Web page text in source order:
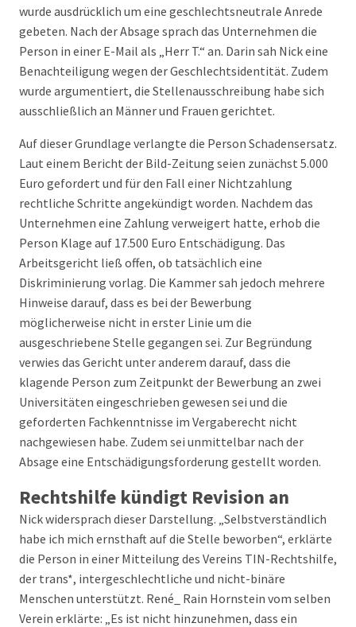
wurde ausdrücklich um eine geschlechtsneutrale Anrede
gebeten. Nach der Absage sprach das Unternehmen die
Person in einer E-Mail als „Herr T.“ an. Darin sah Nick eine
Benachteiligung wegen der Geschlechtsidentität. Zudem
wurde argumentiert, die Stellenausschreibung habe sich
ausschließlich an Männer und Frauen gerichtet.
Auf dieser Grundlage verlangte die Person Schadensersatz.
Laut einem Bericht der Bild-Zeitung seien zunächst 5.000
Euro gefordert und für den Fall einer Nichtzahlung
rechtliche Schritte angekündigt worden. Nachdem das
Unternehmen eine Zahlung verweigert hatte, erhob die
Person Klage auf 17.500 Euro Entschädigung. Das
Arbeitsgericht ließ offen, ob tatsächlich eine
Diskriminierung vorlag. Die Kammer sah jedoch mehrere
Hinweise darauf, dass es bei der Bewerbung
möglicherweise nicht in erster Linie um die
ausgeschriebene Stelle gegangen sei. Zur Begründung
verwies das Gericht unter anderem darauf, dass die
klagende Person zum Zeitpunkt der Bewerbung an zwei
Universitäten eingeschrieben gewesen sei und die
geforderten Fachkenntnisse im Vergaberecht nicht
nachgewiesen habe. Zudem sei unmittelbar nach der
Absage eine Entschädigungsforderung gestellt worden.
Rechtshilfe kündigt Revision an
Nick widersprach dieser Darstellung. „Selbstverständlich
habe ich mich ernsthaft auf die Stelle beworben“, erklärte
die Person in einer Mitteilung des Vereins TIN-Rechtshilfe,
der trans*, intergeschlechtliche und nicht-binäre
Menschen unterstützt. René_ Rain Hornstein vom selben
Verein erklärte: „Es ist nicht hinzunehmen, dass ein